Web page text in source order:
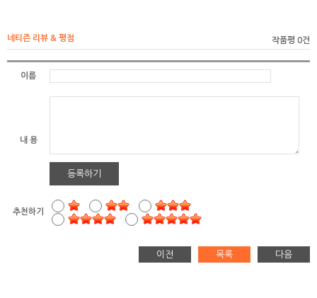
네티즌 리뷰 & 평점 작품평 0건
이름
내 용
등록하기
추천하기
이전 목록 다음